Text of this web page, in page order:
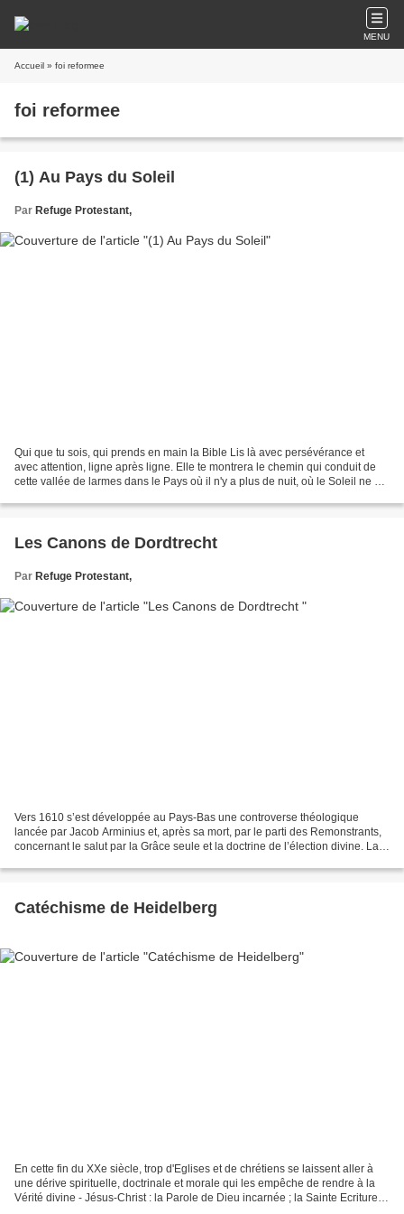
MENU
Accueil » foi reformee
foi reformee
(1) Au Pays du Soleil
Par Refuge Protestant,
Qui que tu sois, qui prends en main la Bible Lis là avec persévérance et
avec attention, ligne après ligne. Elle te montrera le chemin qui conduit de
cette vallée de larmes dans le Pays où il n'y a plus de nuit, où le Soleil ne se
Les Canons de Dordtrecht
Par Refuge Protestant,
Vers 1610 s’est développée au Pays-Bas une controverse théologique
lancée par Jacob Arminius et, après sa mort, par le parti des Remonstrants,
concernant le salut par la Grâce seule et la doctrine de l’élection divine. La
Catéchisme de Heidelberg
En cette fin du XXe siècle, trop d'Eglises et de chrétiens se laissent aller à
une dérive spirituelle, doctrinale et morale qui les empêche de rendre à la
Vérité divine - Jésus-Christ : la Parole de Dieu incarnée ; la Sainte Ecriture: